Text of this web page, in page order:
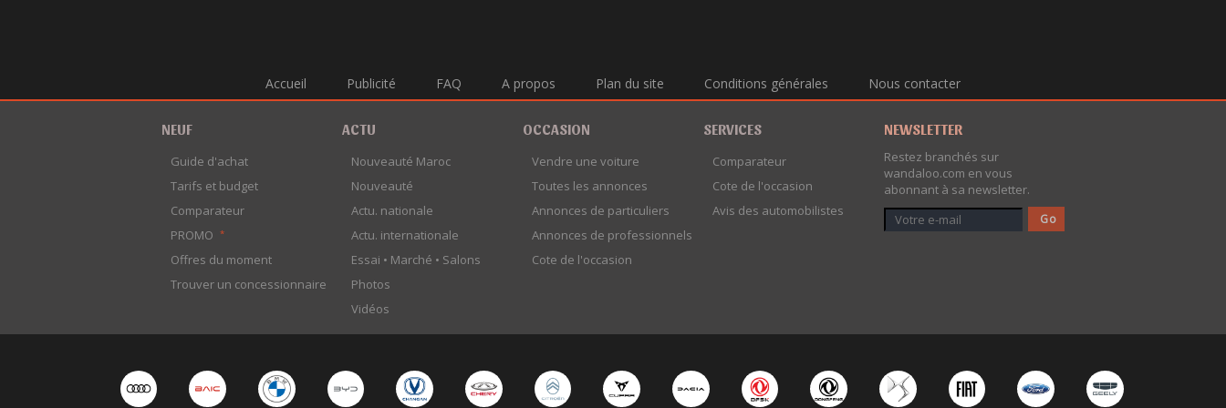
SSANGYONG
SUBARU
SUZUKI
TOYOTA
VOLKSWAGEN
VOLVO
XIAOMI
Accueil Publicité FAQ A propos Plan du site Conditions générales Nous contacter
NEUF
Guide d'achat
Tarifs et budget
Comparateur
PROMO
*
Offres du moment
Trouver un concessionnaire
ACTU
Nouveauté Maroc
Nouveauté
Actu. nationale
Actu. internationale
Essai • Marché • Salons
Photos
Vidéos
OCCASION
Vendre une voiture
Toutes les annonces
Annonces de particuliers
Annonces de professionnels
Cote de l'occasion
SERVICES
Comparateur
Cote de l'occasion
Avis des automobilistes
NEWSLETTER
Restez branchés sur
wandaloo.com en vous
abonnant à sa newsletter.